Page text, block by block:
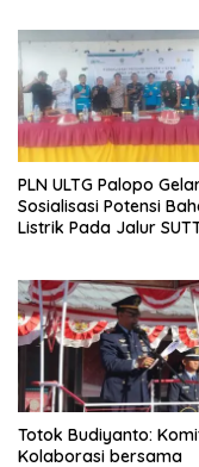
PLN ULTG Palopo
Sosialisasi Potensi
Listrik Pada Jalur
Totok Budiyanto:
Kolaborasi bersama